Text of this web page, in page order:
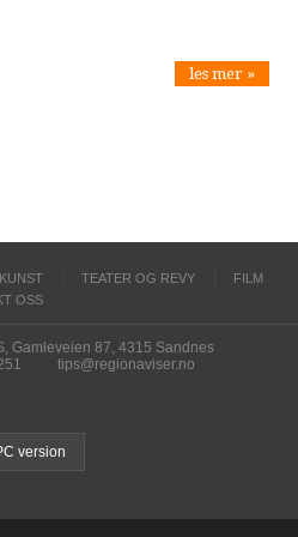
les mer »
KUNST TEATER OG REVY
FILM
OSS
Gamleveien 87, 4315 Sandnes
tips@regionaviser.no
version